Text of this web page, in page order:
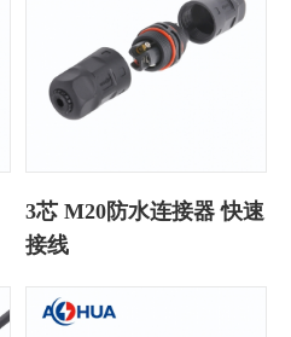
3芯 M20防水连接器 快速
接线